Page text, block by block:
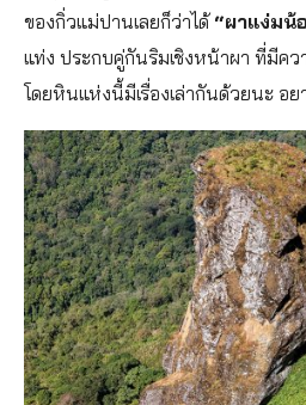
ของกิ่วแม่ปานเลยก็ว่าได้ “ผาแง่มน้
แท่ง ประกบคู่กันริมเชิงหน้าผา ที่มีค
โดยหินแห่งนี้มีเรื่องเล่ากันด้วยนะ อย